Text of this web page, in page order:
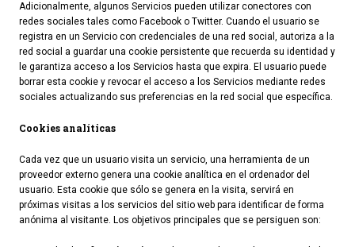
Adicionalmente, algunos Servicios pueden utilizar conectores con
redes sociales tales como Facebook o Twitter. Cuando el usuario se
registra en un Servicio con credenciales de una red social, autoriza a la
red social a guardar una cookie persistente que recuerda su identidad y
le garantiza acceso a los Servicios hasta que expira. El usuario puede
borrar esta cookie y revocar el acceso a los Servicios mediante redes
sociales actualizando sus preferencias en la red social que específica.
Cookies analíticas
Cada vez que un usuario visita un servicio, una herramienta de un
proveedor externo genera una cookie analítica en el ordenador del
usuario. Esta cookie que sólo se genera en la visita, servirá en
próximas visitas a los servicios del sitio web para identificar de forma
anónima al visitante. Los objetivos principales que se persiguen son: